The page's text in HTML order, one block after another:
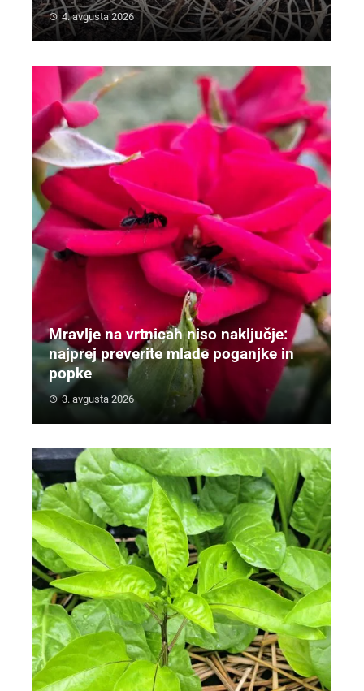
4. avgusta 2026
Mravlje na vrtnicah niso naključje:
najprej preverite mlade poganjke in
popke
3. avgusta 2026